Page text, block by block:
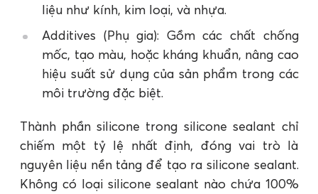
liệu như kính, kim loại, và nhựa.
Additives (Phụ gia): Gồm các chất chống
mốc, tạo màu, hoặc kháng khuẩn, nâng cao
hiệu suất sử dụng của sản phẩm trong các
môi trường đặc biệt​.
Thành phần silicone trong silicone sealant chỉ
chiếm một tỷ lệ nhất định, đóng vai trò là
nguyên liệu nền tảng để tạo ra silicone sealant.
Không có loại silicone sealant nào chứa 100%